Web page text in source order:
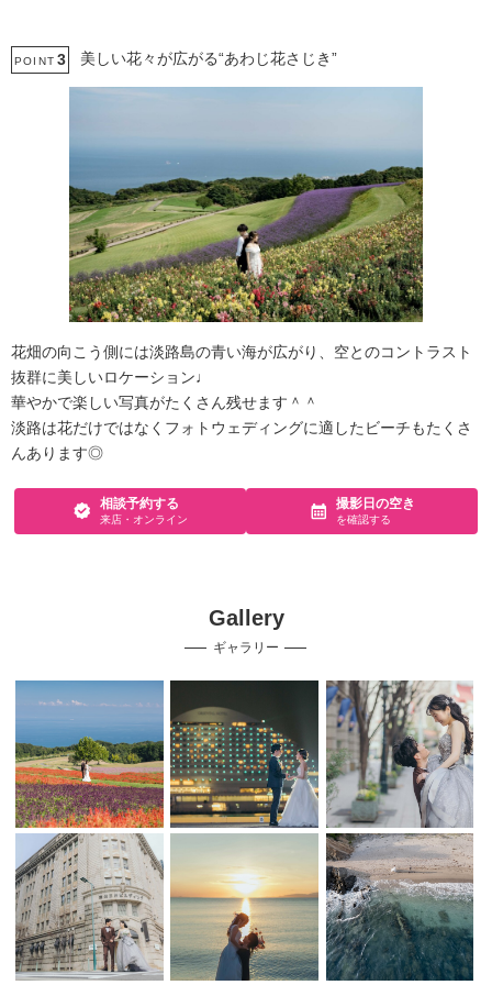
POINT 3 美しい花々が広がる“あわじ花さじき”
花畑の向こう側には淡路島の青い海が広がり、空とのコントラスト
抜群に美しいロケーション♩
華やかで楽しい写真がたくさん残せます＾＾
淡路は花だけではなくフォトウェディングに適したビーチもたくさ
んあります◎
相談予約する
来店・オンライン
撮影日の空き
を確認する
Gallery
ギャラリー